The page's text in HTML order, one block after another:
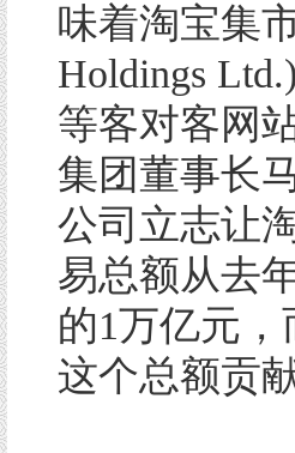
味着淘宝集
Holdings
等客对客网
集团董事长
公司立志让
易总额从去
的1万亿元
这个总额贡